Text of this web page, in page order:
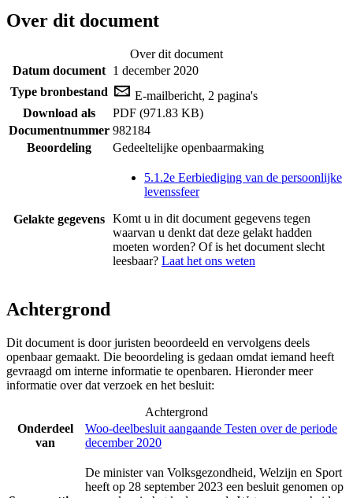
Over dit document
Over dit document
Datum document 1 december 2020
Type bronbestand
E-mailbericht, 2 pagina's
Download als
PDF (971.83 KB)
Documentnummer 982184
Beoordeling
Gedeeltelijke openbaarmaking
Gelakte gegevens
5.1.2e Eerbiediging van de persoonlijke
levenssfeer
Komt u in dit document gegevens tegen
waarvan u denkt dat deze gelakt hadden
moeten worden? Of is het document slecht
leesbaar? Laat het ons weten
Achtergrond
Dit document is door juristen beoordeeld en vervolgens deels
openbaar gemaakt. Die beoordeling is gedaan omdat iemand heeft
gevraagd om interne informatie te openbaren. Hieronder meer
informatie over dat verzoek en het besluit:
Achtergrond
Onderdeel
van
Woo-deelbesluit aangaande Testen over de periode
december 2020
De minister van Volksgezondheid, Welzijn en Sport
heeft op 28 september 2023 een besluit genomen op